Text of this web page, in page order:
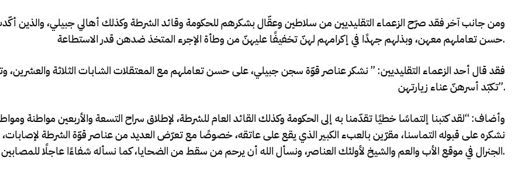
ومن جانب آخر فقد صرّح الزعماء التقليديين من سلاطين وعقّال بشكرهم للحكومة وقائد الشرطة وكذلك أهالي جبيلي، والذين
حسن تعاملهم معهن، وبذلهم جهدًا في إكرامهم لهنّ تخفيفًا عليهنّ من وطأة الإجرء المتخذ ضدهن قدر الاستطاعة.
فقد قال أحد الزعماء التقليديين: ” نشكر عناصر قوّة سجن جبيلي، على حسن تعاملهم مع المعتقلات الشابات الثلاثة والعشرين،
تكبّد أسرهنّ عناء زيارتهن”.
وأضاف: “لقد كتبنا إلتماسًا خطيًا تقدّمنا به إلى الحكومة وكذلك القائد العام للشرطة، لإطلاق سراح التسعة والأربعين مواطنة
نشكره على قبوله التماسنا، مقرّين بالعبء الكبير الذي يقع على عاتقه، خصوصًا مع تعرّض العديد من عناصر قوّة الشرطة
الجنرال في موقع الأب والعم والشيخ لأولئك العناصر، ونسأل الله أن يرحم من سقط من الضحايا، كما نسأله شفاءًا عاجلًا للمصابين.